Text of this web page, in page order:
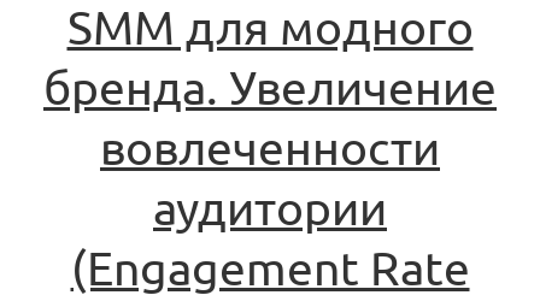
SMM для модного
бренда. Увеличение
вовлеченности
аудитории
(Engagement Rate